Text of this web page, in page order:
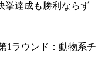
挙達成も勝利ならず
1ラウンド：動物系チ